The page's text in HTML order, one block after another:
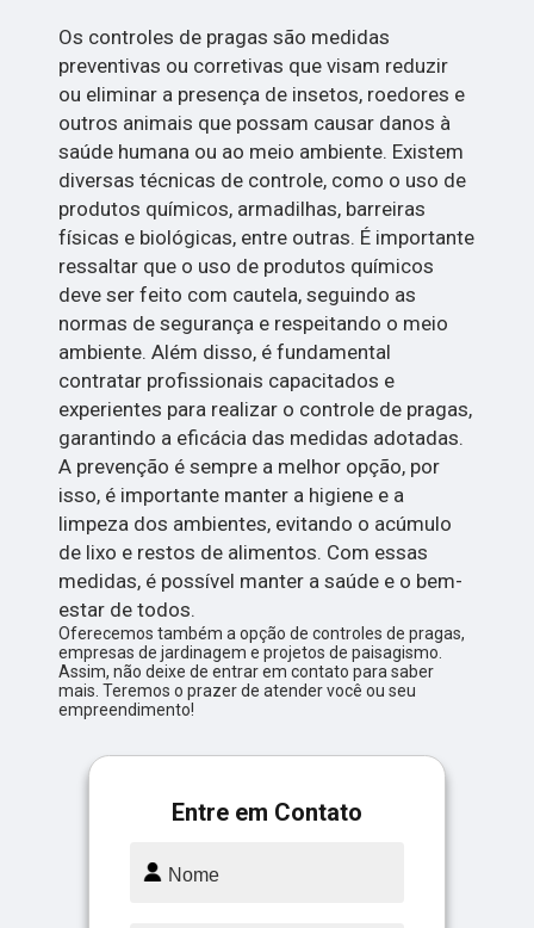
Os controles de pragas são medidas
preventivas ou corretivas que visam reduzir
ou eliminar a presença de insetos, roedores e
outros animais que possam causar danos à
saúde humana ou ao meio ambiente. Existem
diversas técnicas de controle, como o uso de
produtos químicos, armadilhas, barreiras
físicas e biológicas, entre outras. É importante
ressaltar que o uso de produtos químicos
deve ser feito com cautela, seguindo as
normas de segurança e respeitando o meio
ambiente. Além disso, é fundamental
contratar profissionais capacitados e
experientes para realizar o controle de pragas,
garantindo a eficácia das medidas adotadas.
A prevenção é sempre a melhor opção, por
isso, é importante manter a higiene e a
limpeza dos ambientes, evitando o acúmulo
de lixo e restos de alimentos. Com essas
medidas, é possível manter a saúde e o bem-
estar de todos.
Oferecemos também a opção de controles de pragas,
empresas de jardinagem e projetos de paisagismo.
Assim, não deixe de entrar em contato para saber
mais. Teremos o prazer de atender você ou seu
empreendimento!
Entre em Contato